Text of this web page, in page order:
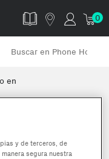
0
en
y de terceros, de
segura nuestra